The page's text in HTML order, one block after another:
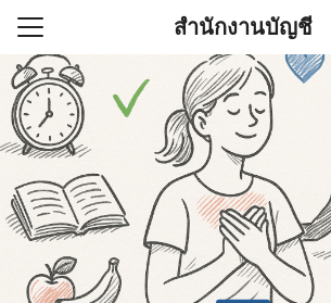
Skip
content
สำนักงานบัญชี
(ไม่มีชื่อ)
านบัญชี (Accounting
ช่วยสำคัญในการบริหาร
Search
for: